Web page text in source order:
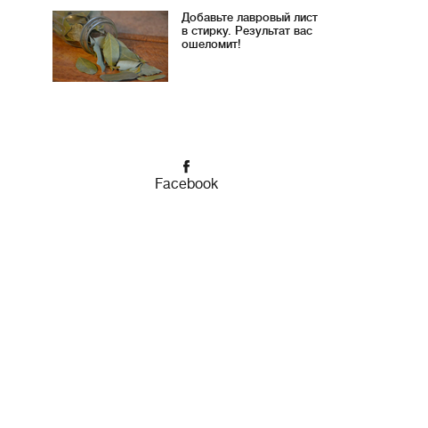
Добавьте лавровый лист
в стирку. Результат вас
ошеломит!
Facebook